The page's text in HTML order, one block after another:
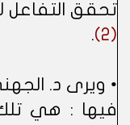
تحقق التفاعل
(2)
.
• ويرى د.
فيها : هي تلك